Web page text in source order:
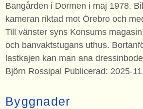
Bangården i Dormen i maj 1978.
kameran riktad mot Örebro och
Till vänster syns Konsums
och banvaktstugans uthus.
lastkajen kan man ana
Björn Rossipal Publicerad: 2025-
Byggnader